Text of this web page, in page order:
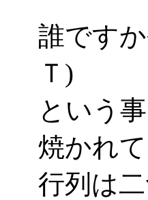
誰です
Ｔ)
という
焼かれて
行列は